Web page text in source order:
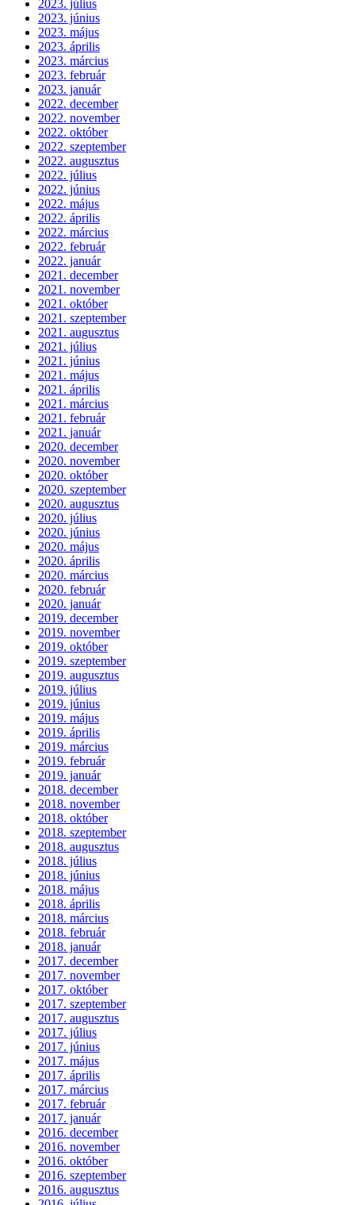
2023. július
2023. június
2023. május
2023. április
2023. március
2023. február
2023. január
2022. december
2022. november
2022. október
2022. szeptember
2022. augusztus
2022. július
2022. június
2022. május
2022. április
2022. március
2022. február
2022. január
2021. december
2021. november
2021. október
2021. szeptember
2021. augusztus
2021. július
2021. június
2021. május
2021. április
2021. március
2021. február
2021. január
2020. december
2020. november
2020. október
2020. szeptember
2020. augusztus
2020. július
2020. június
2020. május
2020. április
2020. március
2020. február
2020. január
2019. december
2019. november
2019. október
2019. szeptember
2019. augusztus
2019. július
2019. június
2019. május
2019. április
2019. március
2019. február
2019. január
2018. december
2018. november
2018. október
2018. szeptember
2018. augusztus
2018. július
2018. június
2018. május
2018. április
2018. március
2018. február
2018. január
2017. december
2017. november
2017. október
2017. szeptember
2017. augusztus
2017. július
2017. június
2017. május
2017. április
2017. március
2017. február
2017. január
2016. december
2016. november
2016. október
2016. szeptember
2016. augusztus